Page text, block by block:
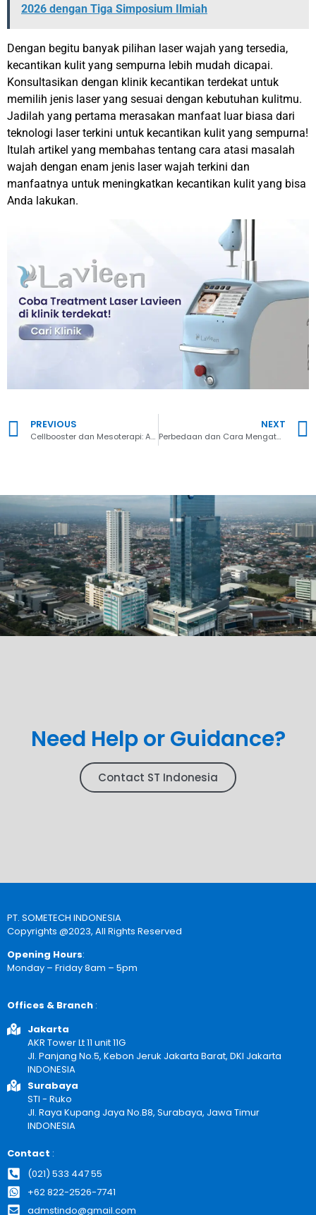
2026 dengan Tiga Simposium Ilmiah
Dengan begitu banyak pilihan laser wajah yang tersedia,
kecantikan kulit yang sempurna lebih mudah dicapai.
Konsultasikan dengan klinik kecantikan terdekat untuk
memilih jenis laser yang sesuai dengan kebutuhan kulitmu.
Jadilah yang pertama merasakan manfaat luar biasa dari
teknologi laser terkini untuk kecantikan kulit yang sempurna!
Itulah artikel yang membahas tentang cara atasi masalah
wajah dengan enam jenis laser wajah terkini dan
manfaatnya untuk meningkatkan kecantikan kulit yang bisa
Anda lakukan.
PREVIOUS
Cellbooster dan Mesoterapi: Apa Perbedaannya?
NEXT
Perbedaan dan Cara Mengatasi Dark Circle, Eye Bags, dan Puffy Eyes
Need Help or Guidance?
Contact ST Indonesia
PT. SOMETECH INDONESIA
Copyrights @2023, All Rights Reserved
Opening Hours:
Monday – Friday 8am – 5pm
Offices & Branch :
Jakarta
AKR Tower Lt 11 unit 11G
Jl. Panjang No.5, Kebon Jeruk Jakarta Barat, DKI Jakarta
INDONESIA
Surabaya
STI - Ruko
Jl. Raya Kupang Jaya No.B8, Surabaya, Jawa Timur
INDONESIA
Contact :
(021) 533 447 55
+62 822-2526-7741
admstindo@gmail.com